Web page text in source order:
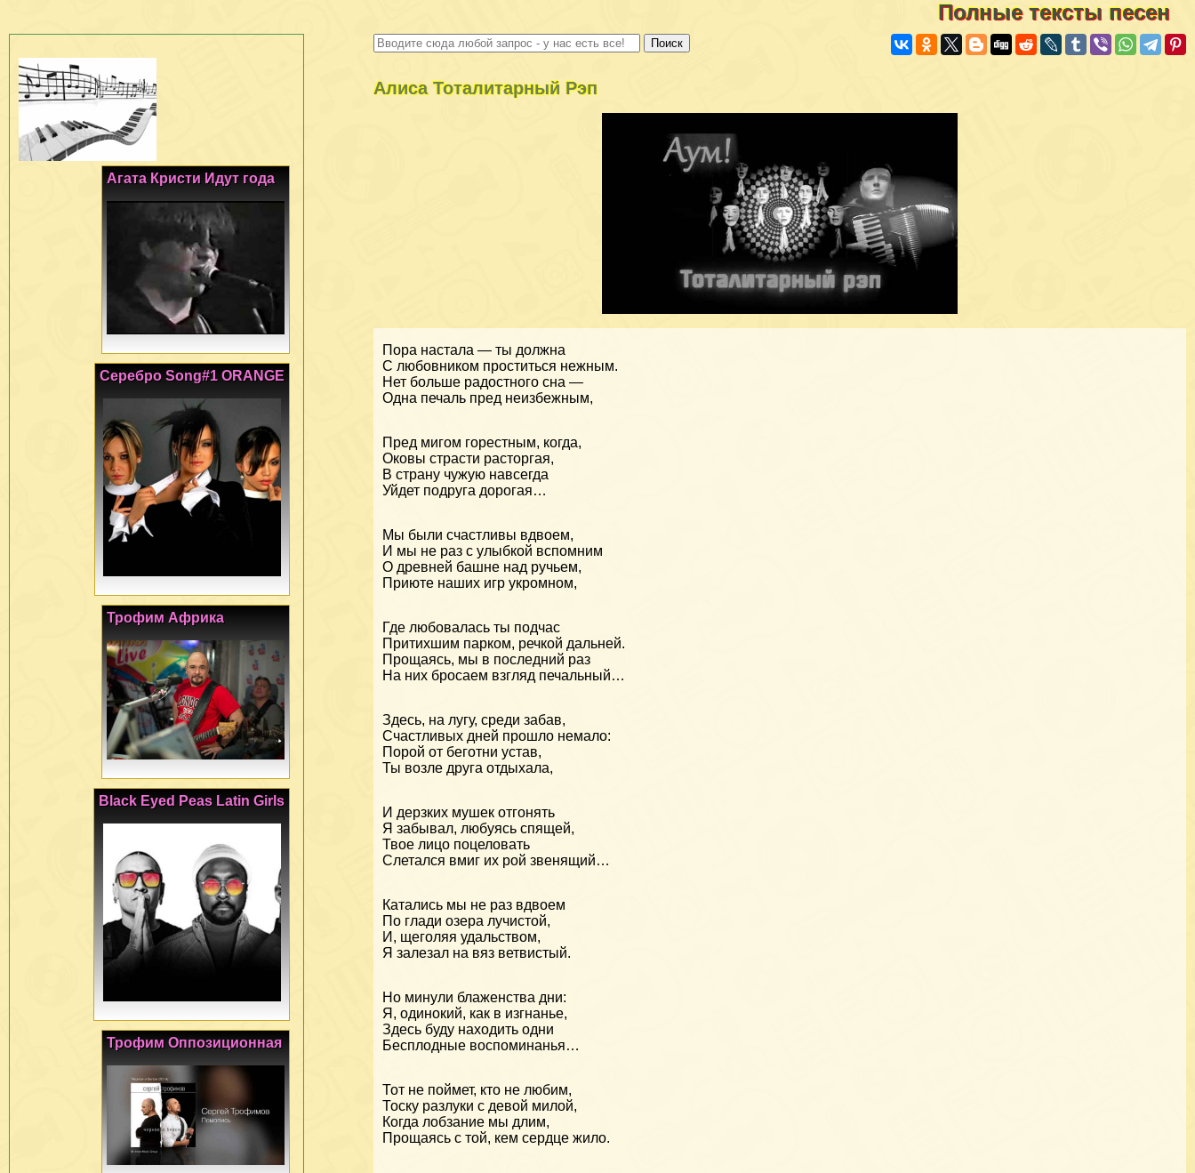
Полные тексты песен
Алиса Тоталитарный Рэп
Пора настала — ты должна
С любовником проститься нежным.
Нет больше радостного сна —
Одна печаль пред неизбежным,
Пред мигом горестным, когда,
Оковы страсти расторгая,
В страну чужую навсегда
Уйдет подруга дорогая…
Мы были счастливы вдвоем,
И мы не раз с улыбкой вспомним
О древней башне над ручьем,
Приюте наших игр укромном,
Где любовалась ты подчас
Притихшим парком, речкой дальней.
Прощаясь, мы в последний раз
На них бросаем взгляд печальный…
Здесь, на лугу, среди забав,
Счастливых дней прошло немало:
Порой от беготни устав,
Ты возле друга отдыхала,
И дерзких мушек отгонять
Я забывал, любуясь спящей,
Твое лицо поцеловать
Слетался вмиг их рой звенящий…
Катались мы не раз вдвоем
По глади озера лучистой,
И, щеголяя удальством,
Я залезал на вяз ветвистый.
Но минули блаженства дни:
Я, одинокий, как в изгнанье,
Здесь буду находить одни
Бесплодные воспоминанья…
Тот не поймет, кто не любим,
Тоску разлуки с девой милой,
Когда лобзание мы длим,
Прощаясь с той, кем сердце жило.
Агата Кристи Идут года
Серебро Song#1 ORANGE
Трофим Африка
Black Eyed Peas Latin Girls
Трофим Оппозиционная